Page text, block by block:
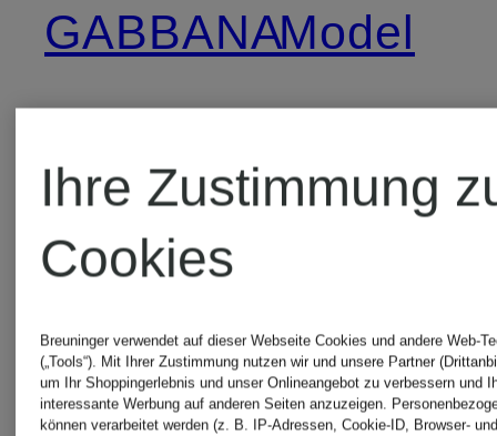
GABBANA
ETRO
Ichi
Model
Cardin
Ragman
Ihre Zustimmung
Cookies
Breuninger verwendet auf dieser Webseite Cookies und andere Web-
(„Tools“). Mit Ihrer Zustimmung nutzen wir und unsere Partner
um Ihr Shoppingerlebnis und unser Onlineangebot zu verbessern und
interessante Werbung auf anderen Seiten anzuzeigen.
können verarbeitet werden (z. B. IP-Adressen, Cookie-ID, Browser-